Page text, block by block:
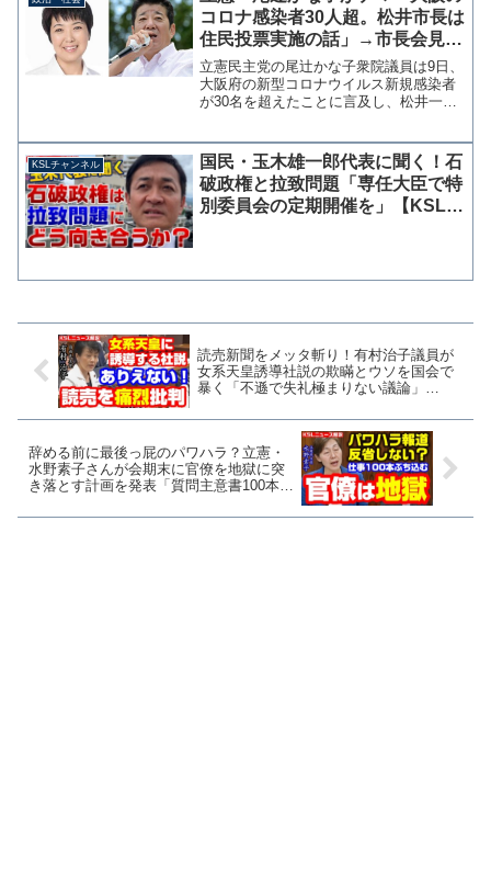
はなくは前日夕方から徹夜...
コロナ感染者30人超。松井市長は
住民投票実施の話」→市長会見の
発言すべてが災害・コロナ対策で
した
立憲民主党の尾辻かな子衆院議員は9日、
大阪府の新型コロナウイルス新規感染者
が30名を超えたことに言及し、松井一郎
井市長が市政会見で住民投票に言及した
事実はなく、会見の冒...
KSLチャンネル
国民・玉木雄一郎代表に聞く！石
破政権と拉致問題「専任大臣で特
別委員会の定期開催を」【KSLチ
読売新聞をメッタ斬り！有村治子議員が
女系天皇誘導社説の欺瞞とウソを国会で
暴く「不遜で失礼極まりない議論」
辞める前に最後っ屁のパワハラ？立憲・
水野素子さんが会期末に官僚を地獄に突
き落とす計画を発表「質問主意書100本提